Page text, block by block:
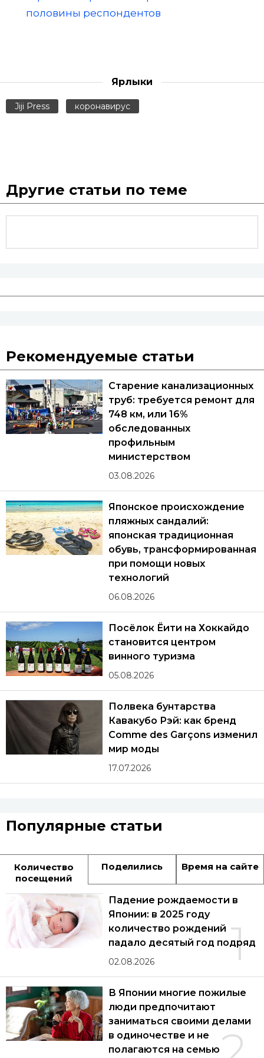
половины респондентов
Ярлыки
Jiji Press коронавирус
Другие статьи по теме
Рекомендуемые статьи
Старение канализационных
труб: требуется ремонт для
748 км, или 16%
обследованных
профильным
министерством
03.08.2026
Японское происхождение
пляжных сандалий:
японская традиционная
обувь, трансформированная
при помощи новых
технологий
06.08.2026
Посёлок Ёити на Хоккайдо
становится центром
винного туризма
05.08.2026
Полвека бунтарства
Кавакубо Рэй: как бренд
Comme des Garçons изменил
мир моды
17.07.2026
Популярные статьи
Количество
посещений
Поделились Время на сайте
1
Падение рождаемости в
Японии: в 2025 году
количество рождений
падало десятый год подряд
02.08.2026
В Японии многие пожилые
люди предпочитают
заниматься своими делами
в одиночестве и не
полагаются на семью